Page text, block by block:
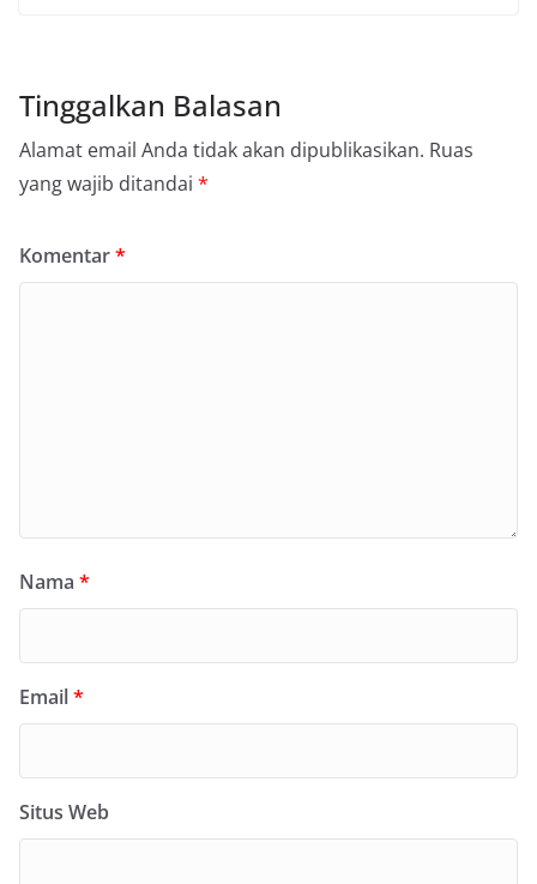
Tinggalkan Balasan
Alamat email Anda tidak akan dipublikasikan. Ruas
yang wajib ditandai *
Komentar*
Nama *
Email*
Situs Web